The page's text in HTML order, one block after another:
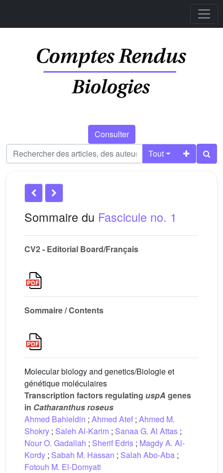
Consulter
Tout
Sommaire du Fascicule no. 1
CV2 - Editorial Board/Français
Sommaire / Contents
Molecular biology and genetics/Biologie et
génétique moléculaires
Transcription factors regulating uspA genes
in Catharanthus roseus
Ahmed Bahieldin ; Ahmed Atef ; Ahmed M.
Shokry ; Saleh Al-Karim ; Sanaa G. Al Attas ;
Nour O. Gadallah ; Sherif Edris ; Magdy A. Al-
Kordy ; Sabah M. Hassan ; Salah Abo-Aba ;
Fotouh M. El-Domyati